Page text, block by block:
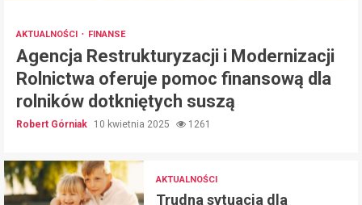
AKTUALNOŚCI FINANSE
Agencja Restrukturyzacji i Modernizacji
Rolnictwa oferuje pomoc finansową dla
rolników dotkniętych suszą
Robert Górniak 10 kwietnia 2025 1261
AKTUALNOŚCI
Trudna sytuacja dla